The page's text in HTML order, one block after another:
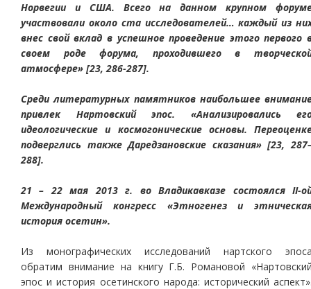
Норвегии и США. Всего на данном крупном
участвовали около ста исследователей… каждый из
внес свой вклад в успешное проведение этого первого
своем роде форума, проходившего в
атмосфере» [23, 286-287].
Среди литературных памятников наибольшее
привлек Нартовский эпос. «Анализировались
идеологические и космогонические основы.
подверглись также Даредзановские сказания» [23,
288].
21 – 22 мая 2013 г. во Владикавказе состоялся II-
Международный конгресс «Этногенез и
история осетин».
Из монографических исследований нартского
обратим внимание на книгу Г.Б. Романовой
эпос и история осетинского народа: исторический